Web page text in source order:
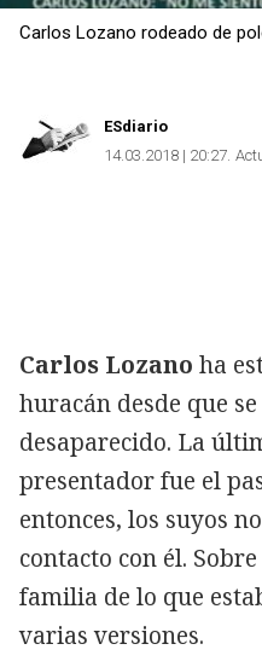
Carlos Lozano rodeado de
ESdiario
14.03.2018 | 20:27
Carlos Lozano ha
huracán desde que
desaparecido. La
presentador fue el
entonces, los suyos
contacto con él.
familia de lo que
varias versiones.